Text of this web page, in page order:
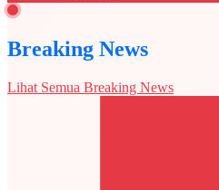
Breaking News
Lihat Semua Breaking News